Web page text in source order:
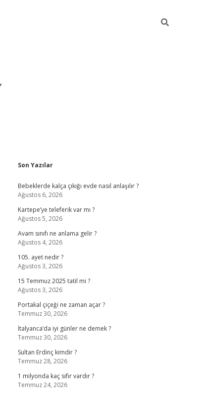
Sidebar
Son Yazılar
Bebeklerde kalça çıkığı evde nasıl anlaşılır ?
Ağustos 6, 2026
Kartepe’ye teleferik var mı ?
Ağustos 5, 2026
Avam sınıfı ne anlama gelir ?
Ağustos 4, 2026
105. ayet nedir ?
Ağustos 3, 2026
15 Temmuz 2025 tatil mi ?
Ağustos 3, 2026
Portakal çiçeği ne zaman açar ?
Temmuz 30, 2026
İtalyanca’da iyi günler ne demek ?
Temmuz 30, 2026
Sultan Erdinç kimdir ?
Temmuz 28, 2026
1 milyonda kaç sıfır vardır ?
Temmuz 24, 2026